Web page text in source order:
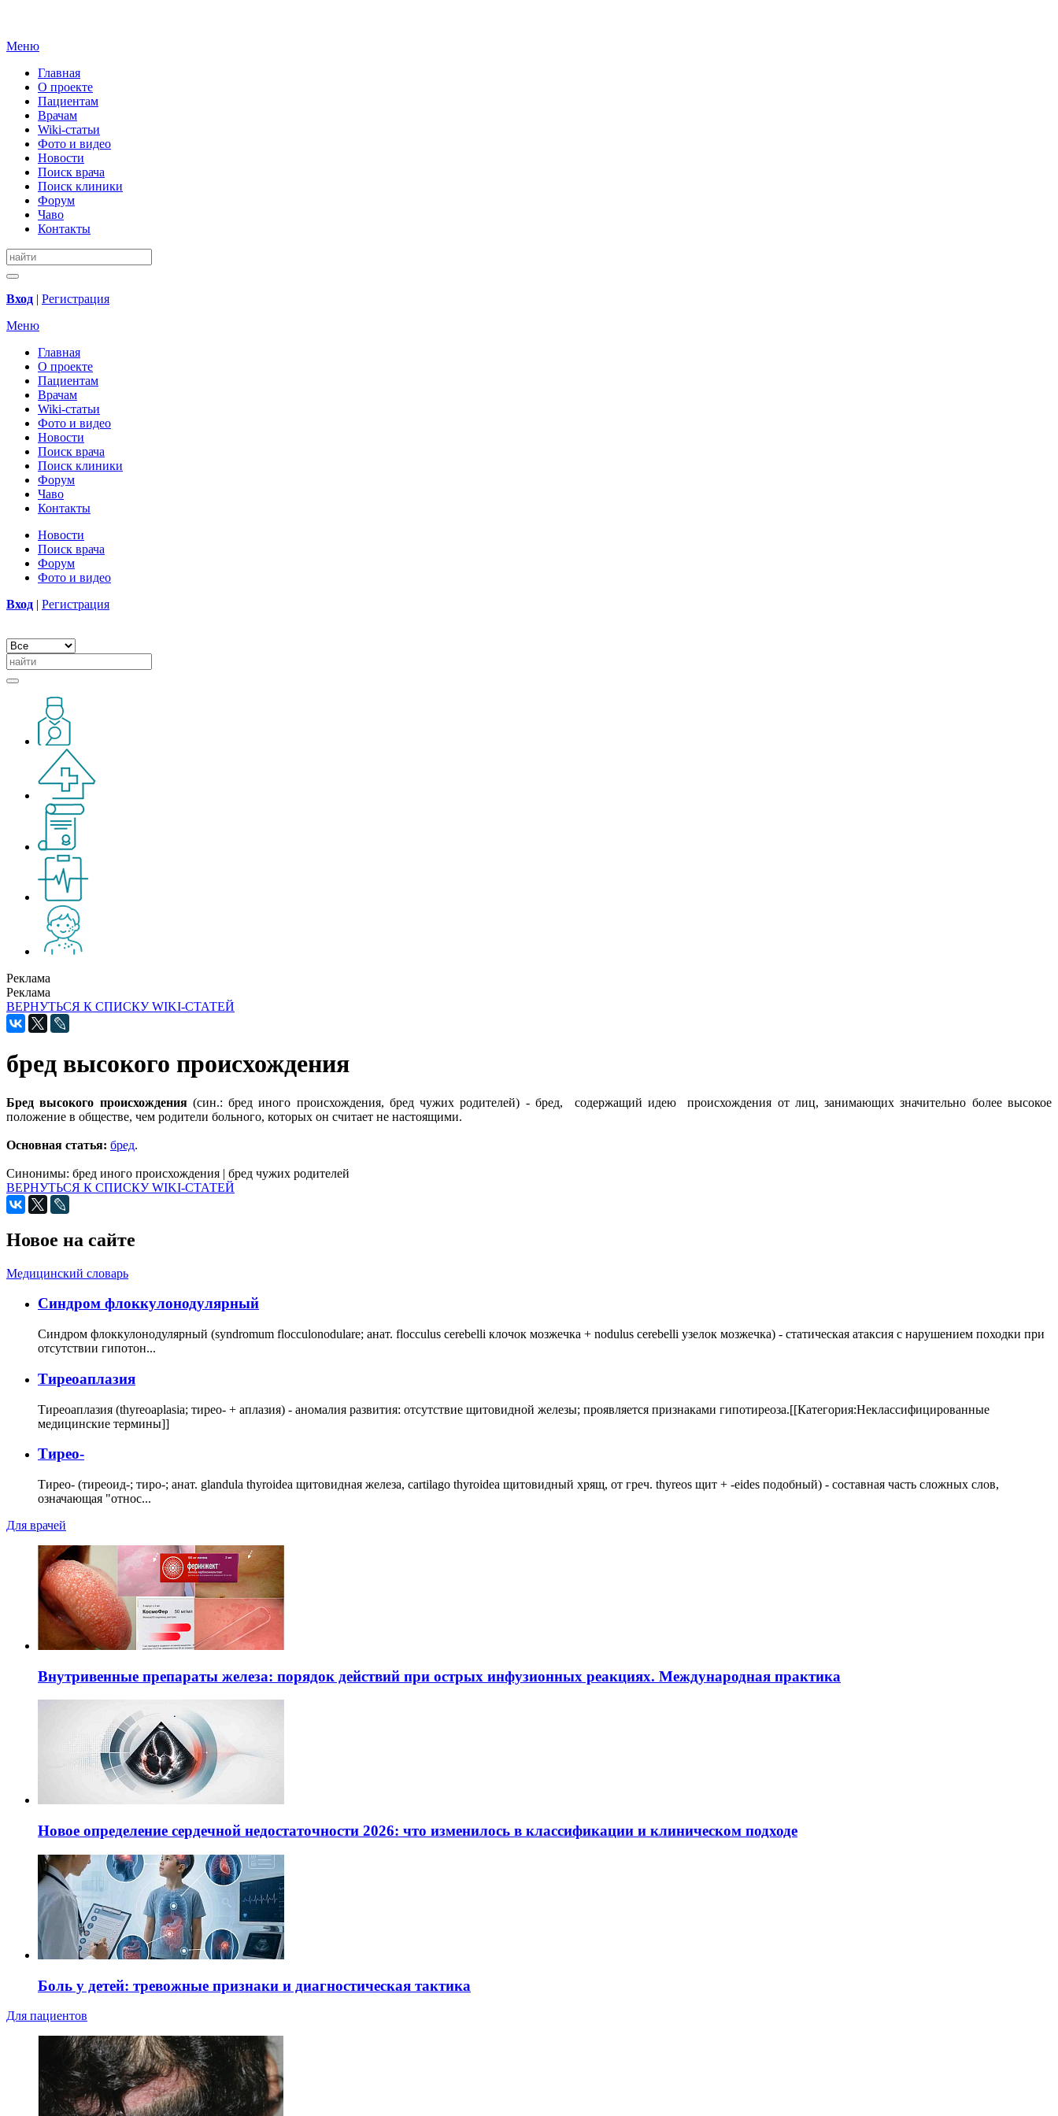
Меню
Главная
О проекте
Пациентам
Врачам
Wiki-статьи
Фото и видео
Новости
Поиск врача
Поиск клиники
Форум
Чаво
Контакты
Вход | Регистрация
Меню
Главная
О проекте
Пациентам
Врачам
Wiki-статьи
Фото и видео
Новости
Поиск врача
Поиск клиники
Форум
Чаво
Контакты
Новости
Поиск врача
Форум
Фото и видео
Вход | Регистрация
Реклама
Реклама
ВЕРНУТЬСЯ К СПИСКУ WIKI-СТАТЕЙ
бред высокого происхождения
Бред высокого происхождения(син.: бред иного происхождения, бред чужих родителей) - бред, содержащий идею происхождения от лиц, занимающих значительно более высокое
положение в обществе, чем родители больного, которых он считает не настоящими.
Основная статья: бред.
Синонимы: бред иного происхождения | бред чужих родителей
ВЕРНУТЬСЯ К СПИСКУ WIKI-СТАТЕЙ
Новое на сайте
Медицинский словарь
Cиндром флоккулонодулярный
Синдром флоккулонодулярный (syndromum flocculonodulare; анат. flocculus cerebelli клочок мозжечка + nodulus cerebelli узелок мозжечка) - статическая атаксия с нарушением походки при
отсутствии гипотон...
Тиреоаплазия
Тиреоаплазия (thyreoaplasia; тирео- + аплазия) - аномалия развития: отсутствие щитовидной железы; проявляется признаками гипотиреоза.[[Категория:Неклассифицированные
медицинские термины]]
Тирео-
Тирео- (тиреоид-; тиро-; анат. glandula thyroidea щитовидная железа, cartilago thyroidea щитовидный хрящ, от греч. thyreos щит + -eides подобный) - составная часть сложных слов,
означающая "относ...
Для врачей
Внутривенные препараты железа: порядок действий при острых инфузионных реакциях. Международная практика
Новое определение сердечной недостаточности 2026: что изменилось в классификации и клиническом подходе
Боль у детей: тревожные признаки и диагностическая тактика
Для пациентов